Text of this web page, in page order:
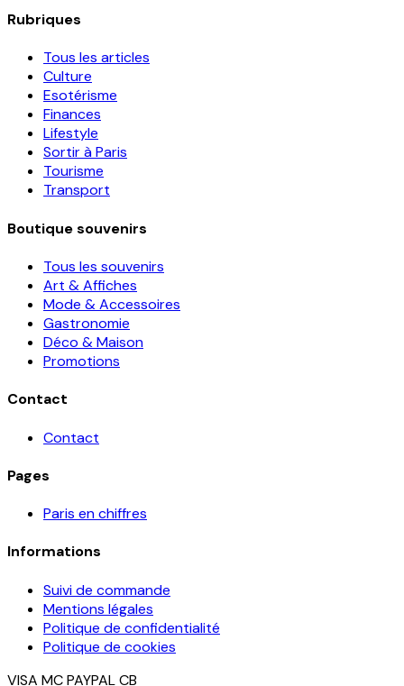
Rubriques
Tous les articles
Culture
Esotérisme
Finances
Lifestyle
Sortir à Paris
Tourisme
Transport
Boutique souvenirs
Tous les souvenirs
Art & Affiches
Mode & Accessoires
Gastronomie
Déco & Maison
Promotions
Contact
Contact
Pages
Paris en chiffres
Informations
Suivi de commande
Mentions légales
Politique de confidentialité
Politique de cookies
VISA MCPAYPALCB